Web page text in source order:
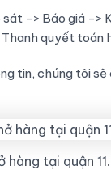
-> Báo giá ->
quyết toán
tin, chúng tôi
tại quận 11.